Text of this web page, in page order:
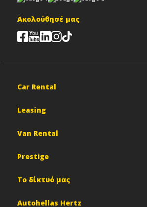
Ακολούθησέ μας
Car Rental
Leasing
Van Rental
Prestige
Το δίκτυό μας
Autohellas Hertz